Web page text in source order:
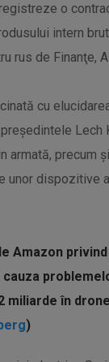
o
intern
rus de Finanţe,
cu
armată, precum
dispozitive
Amazon
miliarde în
)